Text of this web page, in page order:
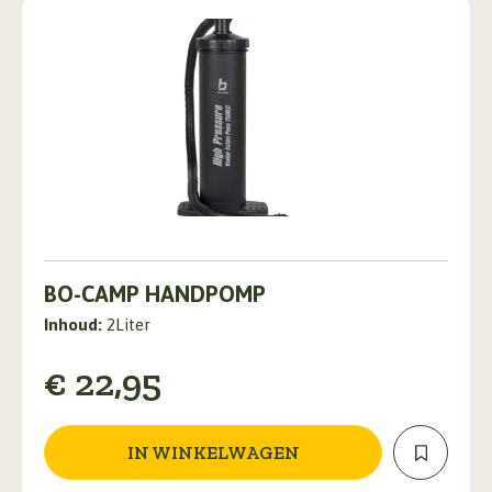
BO-CAMP HANDPOMP
Inhoud: 2Liter
€ 22,95
IN WINKELWAGEN